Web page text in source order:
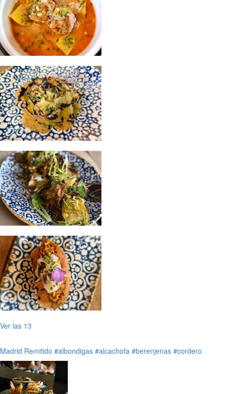
Ver las 13
Madrid Remitido #albondigas #alcachofa #berenjenas #cordero